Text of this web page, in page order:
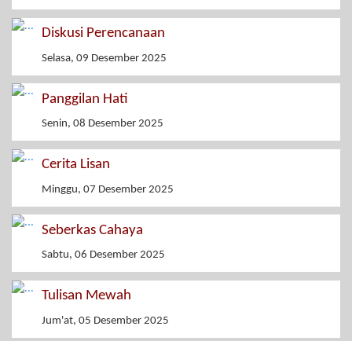
Diskusi Perencanaan
Selasa, 09 Desember 2025
Panggilan Hati
Senin, 08 Desember 2025
Cerita Lisan
Minggu, 07 Desember 2025
Seberkas Cahaya
Sabtu, 06 Desember 2025
Tulisan Mewah
Jum'at, 05 Desember 2025